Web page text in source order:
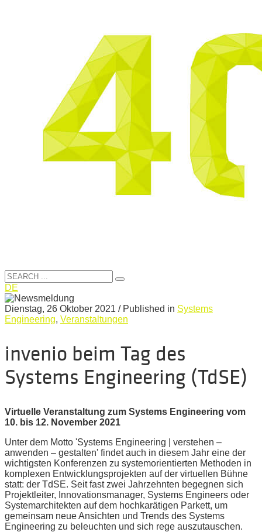
DE
Dienstag, 26 Oktober 2021 / Published in Systems
Engineering, Veranstaltungen
invenio beim Tag des
Systems Engineering (TdSE)
Virtuelle Veranstaltung zum Systems Engineering vom
10. bis 12. November 2021
Unter dem Motto 'Systems Engineering | verstehen –
anwenden – gestalten' findet auch in diesem Jahr eine der
wichtigsten Konferenzen zu systemorientierten Methoden in
komplexen Entwicklungsprojekten auf der virtuellen Bühne
statt: der TdSE. Seit fast zwei Jahrzehnten begegnen sich
Projektleiter, Innovationsmanager, Systems Engineers oder
Systemarchitekten auf dem hochkarätigen Parkett, um
gemeinsam neue Ansichten und Trends des Systems
Engineering zu beleuchten und sich rege auszutauschen.